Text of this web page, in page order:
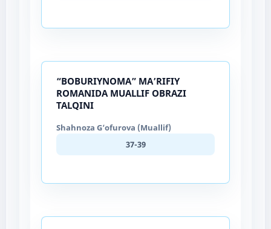
“BOBURIYNOMA” MA’RIFIY
ROMANIDA MUALLIF OBRAZI
TALQINI
Shahnoza G‘ofurova (Muallif)
37-39